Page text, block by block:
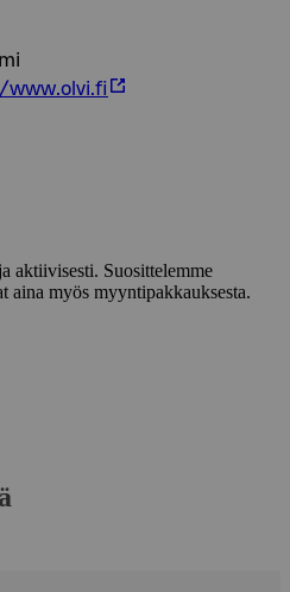
aktiivisesti. Suosittelemme
aina myös myyntipakkauksesta.